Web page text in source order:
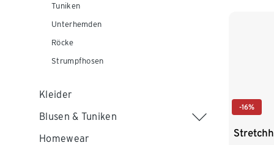
Tuniken
Unterhemden
Röcke
Strumpfhosen
Kleider
Blusen & Tuniken
Homewear
-16%